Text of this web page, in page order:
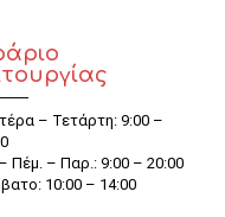
– Τετάρτη: 9:00 –
Πέμ. – Παρ.: 9:00 – 20:00
10:00 – 14:00